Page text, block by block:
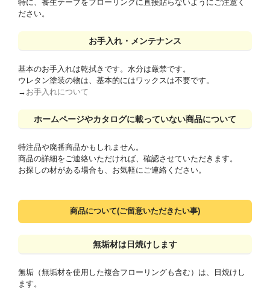
特に、養生テープをフローリングに直接貼らないようにご注意く
ださい。
お手入れ・メンテナンス
基本のお手入れは乾拭きです。水分は厳禁です。
ウレタン塗装の物は、基本的にはワックスは不要です。
→ お手入れについて
ホームページやカタログに載っていない商品について
特注品や廃番商品かもしれません。
商品の詳細をご連絡いただければ、確認させていただきます。
お探しの材がある場合も、お気軽にご連絡ください。
商品について(ご留意いただきたい事)
無垢材は日焼けします
無垢（無垢材を使用した複合フローリングも含む）は、日焼けし
ます。